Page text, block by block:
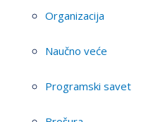
Organizacija
Naučno veće
Programski savet